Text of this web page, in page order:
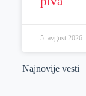
5. avgust 2026.
Najnovije vesti